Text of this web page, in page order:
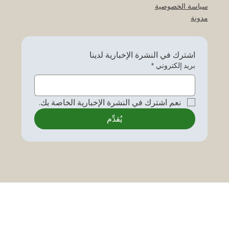
سياسة الخصوصية
مدونة
اشترك في النشرة الإخبارية لدينا
بريد إلكتروني *
نعم اشترك في النشرة الإخبارية الخاصة بك.
يُقدِّم